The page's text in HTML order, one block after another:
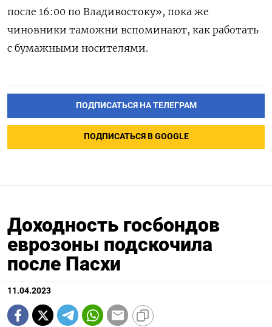
после 16:00 по Владивостоку», пока же
чиновники таможни вспоминают, как работать
с бумажными носителями.
ПОДПИСАТЬСЯ НА ТЕЛЕГРАМ
ПОДПИСАТЬСЯ В GOOGLE
Доходность госбондов
еврозоны подскочила
после Пасхи
11.04.2023